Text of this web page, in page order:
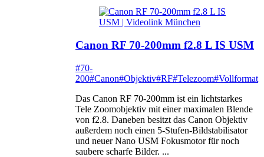
Canon RF 70-200mm f2.8 L IS USM
#70-
200#Canon#Objektiv#RF#Telezoom#Vollformat
Das Canon RF 70-200mm ist ein lichtstarkes
Tele Zoomobjektiv mit einer maximalen Blende
von f2.8. Daneben besitzt das Canon Objektiv
außerdem noch einen 5-Stufen-Bildstabilisator
und neuer Nano USM Fokusmotor für noch
saubere scharfe Bilder. ...